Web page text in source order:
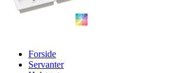
Forside
Servanter